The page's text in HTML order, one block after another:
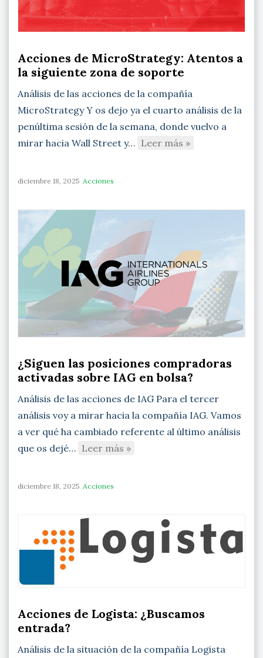
Acciones de MicroStrategy: Atentos a
la siguiente zona de soporte
Análisis de las acciones de la compañía
MicroStrategy Y os dejo ya el cuarto análisis de la
penúltima sesión de la semana, donde vuelvo a
mirar hacia Wall Street y… Leer más »
diciembre 18, 2025 Acciones
¿Siguen las posiciones compradoras
activadas sobre IAG en bolsa?
Análisis de las acciones de IAG Para el tercer
análisis voy a mirar hacia la compañía IAG. Vamos
a ver qué ha cambiado referente al último análisis
que os dejé… Leer más »
diciembre 18, 2025 Acciones
Acciones de Logista: ¿Buscamos
entrada?
Análisis de la situación de la compañía Logista